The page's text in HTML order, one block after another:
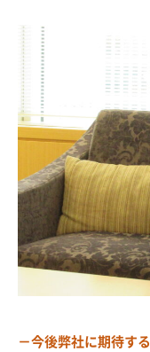
－今後弊社に期待す